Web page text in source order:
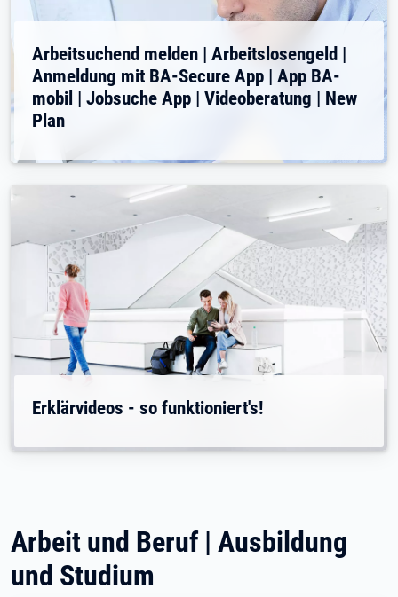
Arbeitsuchend melden | Arbeitslosengeld |
Anmeldung mit BA-Secure App | App BA-
mobil | Jobsuche App | Videoberatung | New
Plan
Erklärvideos - so funktioniert's!
Arbeit und Beruf | Ausbildung
und Studium